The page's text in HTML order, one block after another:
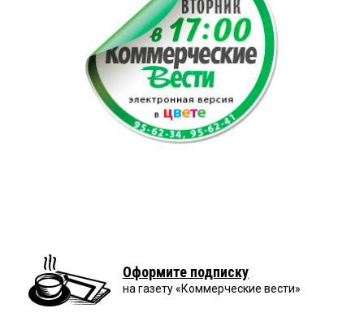
Оформите подписку
на газету «Коммерческие вести»